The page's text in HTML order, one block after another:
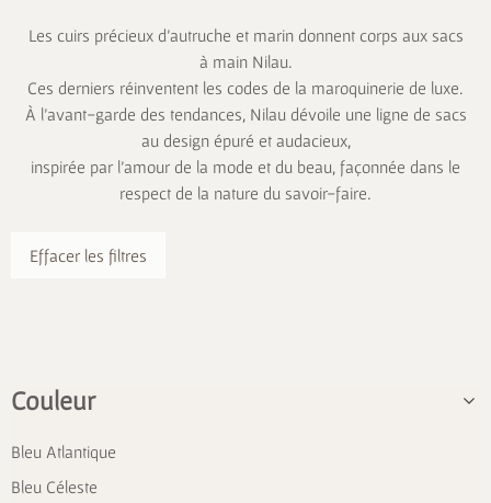
Les cuirs précieux d’autruche et marin donnent corps aux sacs
à main Nilau.
Ces derniers réinventent les codes de la maroquinerie de luxe.
À l’avant-garde des tendances, Nilau dévoile une ligne de sacs
au design épuré et audacieux,
inspirée par l’amour de la mode et du beau, façonnée dans le
respect de la nature du savoir-faire.
Effacer les filtres
Couleur
Bleu Atlantique
Bleu Céleste